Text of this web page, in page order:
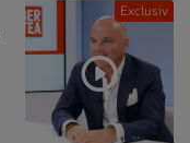
Exclusiv